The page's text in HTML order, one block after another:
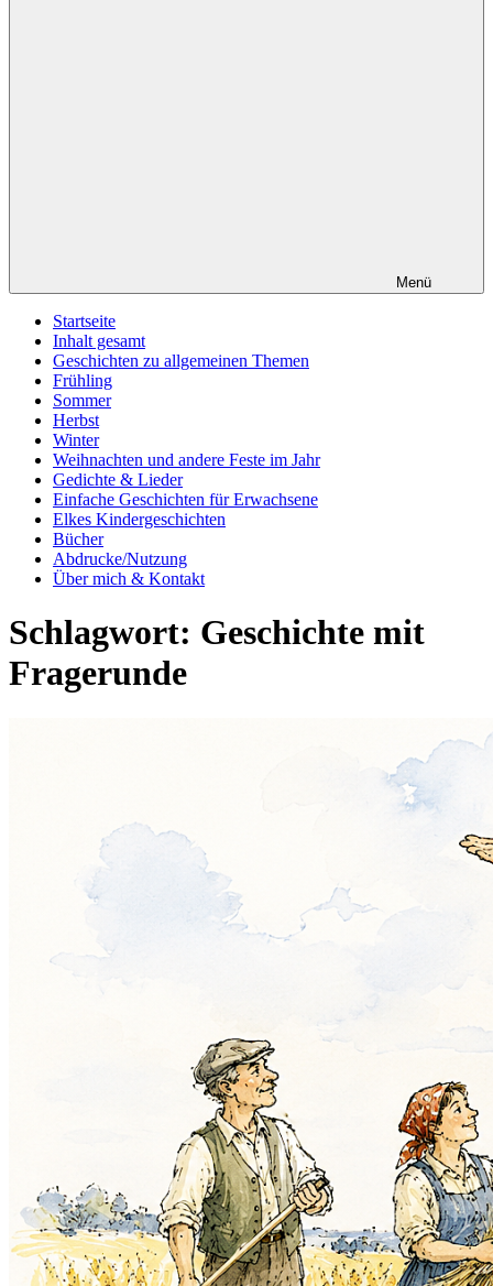
Menü
Startseite
Inhalt gesamt
Geschichten zu allgemeinen Themen
Frühling
Sommer
Herbst
Winter
Weihnachten und andere Feste im Jahr
Gedichte & Lieder
Einfache Geschichten für Erwachsene
Elkes Kindergeschichten
Bücher
Abdrucke/Nutzung
Über mich & Kontakt
Schlagwort: Geschichte mit
Fragerunde